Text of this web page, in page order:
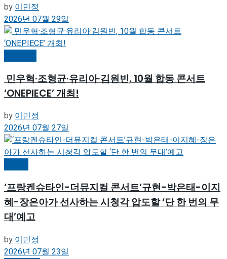
by이민정
2026년 07월 29일
민우혁·조형균·유리아·김원빈, 10월 합동 콘서트
‘ONEPIECE’ 개최!
by이민정
2026년 07월 27일
‘프랑켄슈타인-더뮤지컬 콘서트’규현-박은태-이지
혜-장은아가 선사하는 시청각 압도할 ‘단 한 번의 무
대’예고
by이민정
2026년 07월 23일